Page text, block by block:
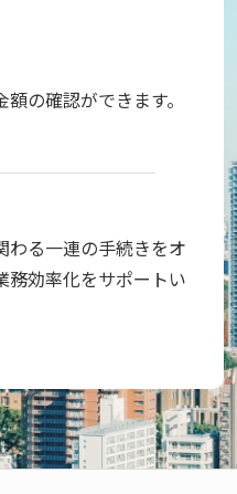
の確認ができます。
わる一連の手続きをオ
務効率化をサポートい